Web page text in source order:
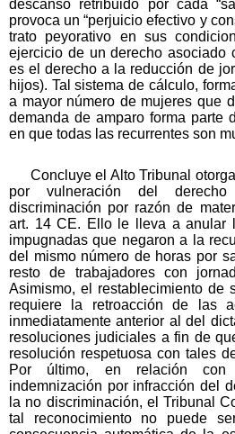
descanso retribuido por cada
provoca un “perjuicio efectivo y
trato peyorativo en sus
ejercicio de un derecho asociado
es el derecho a la reducción de
hijos). Tal sistema de cálculo,
a mayor número de mujeres que
demanda de amparo forma parte
en que todas las recurrentes son
Concluye el Alto Tribunal
por vulneración del
discriminación por razón de
art. 14 CE. Ello le lleva a anular
impugnadas que negaron a la
del mismo número de horas por
resto de trabajadores con
Asimismo, el restablecimiento de
requiere la retroacción de las
inmediatamente anterior al del
resoluciones judiciales a fin de
resolución respetuosa con tales
Por último, en relación
indemnización por infracción del
la no discriminación, el Tribunal
tal reconocimiento no puede